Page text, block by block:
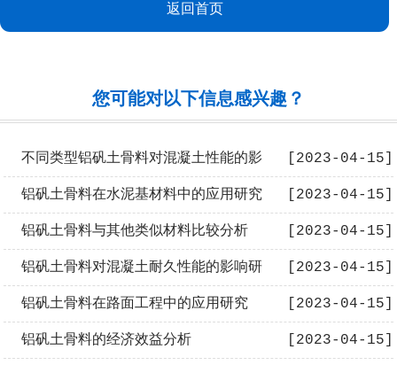
返回首页
您可能对以下信息感兴趣？
[2023-04-15]
不同类型铝矾土骨料对混凝土性能的影
响分析 [2023-04-15]
铝矾土骨料在水泥基材料中的应用研究
进展 [2023-04-15]
铝矾土骨料与其他类似材料比较分析
[2023-04-15]
铝矾土骨料对混凝土耐久性能的影响研
[2023-04-15]
铝矾土骨料在路面工程中的应用研究
[2023-04-15]
铝矾土骨料的经济效益分析